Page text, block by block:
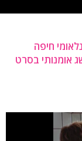
חיפה
אומנותי בסרט